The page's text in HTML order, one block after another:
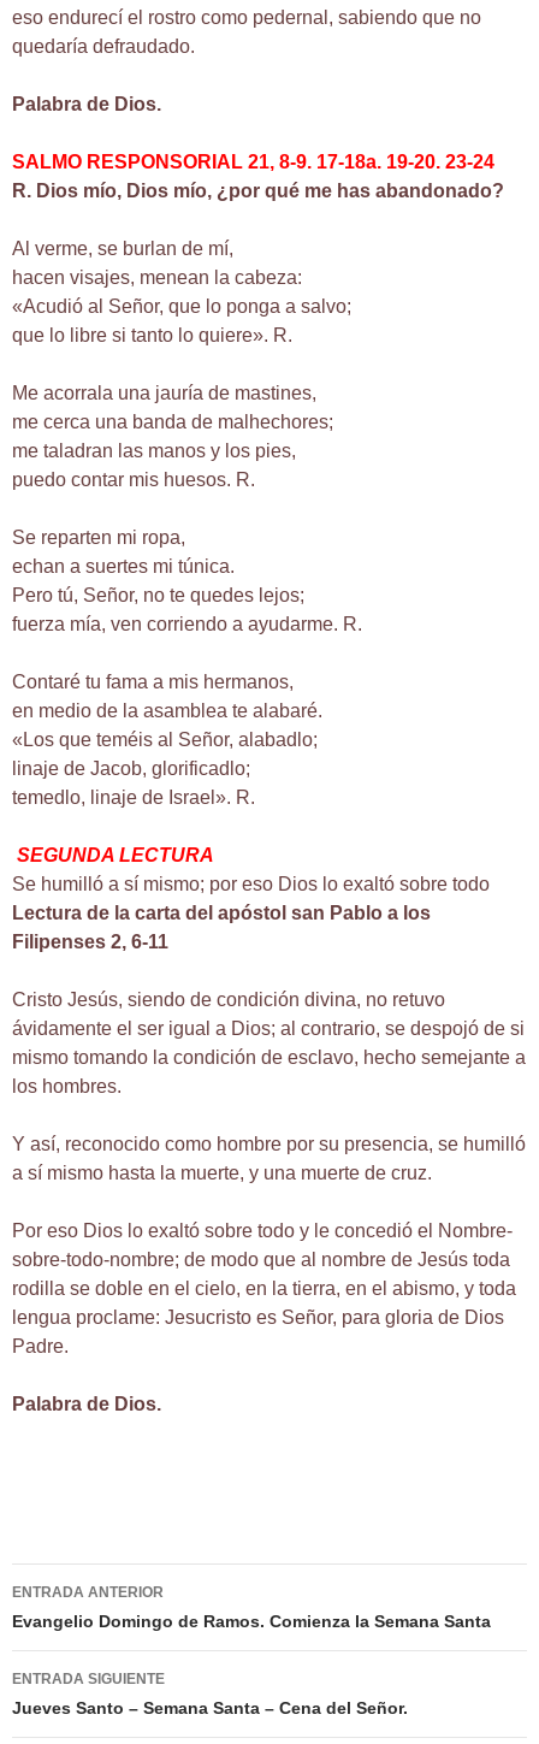
eso endurecí el rostro como pedernal, sabiendo que no
quedaría defraudado.
Palabra de Dios.
SALMO RESPONSORIAL 21, 8-9. 17-18a. 19-20. 23-24
R. Dios mío, Dios mío, ¿por qué me has abandonado?
Al verme, se burlan de mí,
hacen visajes, menean la cabeza:
«Acudió al Señor, que lo ponga a salvo;
que lo libre si tanto lo quiere». R.
Me acorrala una jauría de mastines,
me cerca una banda de malhechores;
me taladran las manos y los pies,
puedo contar mis huesos. R.
Se reparten mi ropa,
echan a suertes mi túnica.
Pero tú, Señor, no te quedes lejos;
fuerza mía, ven corriendo a ayudarme. R.
Contaré tu fama a mis hermanos,
en medio de la asamblea te alabaré.
«Los que teméis al Señor, alabadlo;
linaje de Jacob, glorificadlo;
temedlo, linaje de Israel». R.
SEGUNDA LECTURA
Se humilló a sí mismo; por eso Dios lo exaltó sobre todo
Lectura de la carta del apóstol san Pablo a los
Filipenses 2, 6-11
Cristo Jesús, siendo de condición divina, no retuvo
ávidamente el ser igual a Dios; al contrario, se despojó de si
mismo tomando la condición de esclavo, hecho semejante a
los hombres.
Y así, reconocido como hombre por su presencia, se humilló
a sí mismo hasta la muerte, y una muerte de cruz.
Por eso Dios lo exaltó sobre todo y le concedió el Nombre-
sobre-todo-nombre; de modo que al nombre de Jesús toda
rodilla se doble en el cielo, en la tierra, en el abismo, y toda
lengua proclame: Jesucristo es Señor, para gloria de Dios
Padre.
Palabra de Dios.
Navegación
de
entradas
ENTRADA ANTERIOR
Evangelio Domingo de Ramos. Comienza la Semana Santa
ENTRADA SIGUIENTE
Jueves Santo – Semana Santa – Cena del Señor.